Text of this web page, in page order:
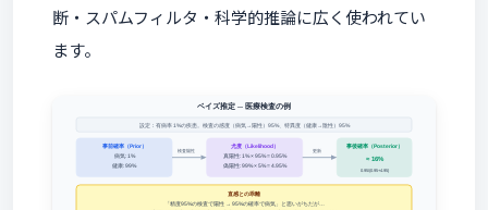
断・スパムフィルタ・科学的推論に広く使われてい
ます。